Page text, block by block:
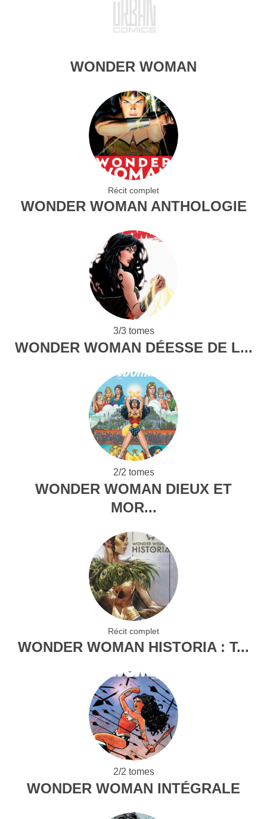
WONDER WOMAN
Récit complet
WONDER WOMAN ANTHOLOGIE
3/3 tomes
WONDER WOMAN DÉESSE DE L...
2/2 tomes
WONDER WOMAN DIEUX ET
MOR...
Récit complet
WONDER WOMAN HISTORIA : T...
2/2 tomes
WONDER WOMAN INTÉGRALE